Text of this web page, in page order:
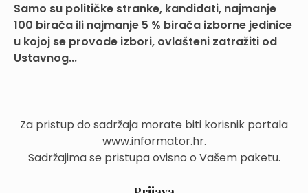
Samo su političke stranke, kandidati, najmanje
100 birača ili najmanje 5 % birača izborne jedinice
u kojoj se provode izbori, ovlašteni zatražiti od
Ustavnog...
Za pristup do sadržaja morate biti korisnik portala
www.informator.hr.
Sadržajima se pristupa ovisno o Vašem paketu.